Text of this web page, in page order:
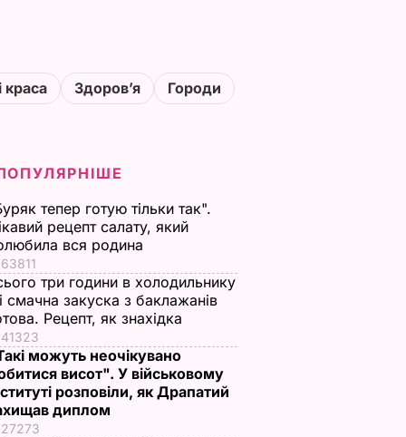
краса Здоровʼя Городи
тепер готую тільки так".
рецепт салату, який
вся родина
63811
три години в холодильнику
смачна закуска з баклажанів
Рецепт, як знахідка
41323
можуть неочікувано
висот". У військовому
розповіли, як Драпатий
диплом
27273